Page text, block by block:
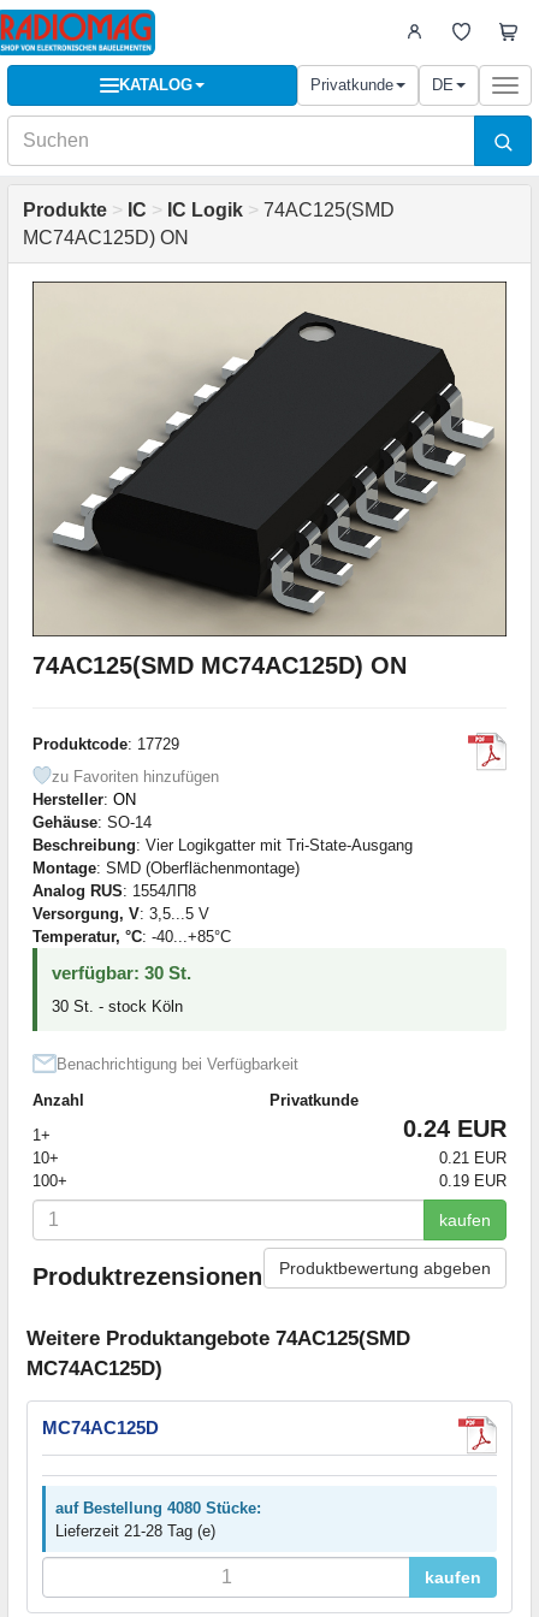
KATALOG Privatkunde DE
Produkte > IC > IC Logik > 74AC125(SMD
MC74AC125D) ON
74AC125(SMD MC74AC125D) ON
Produktcode: 17729
zu Favoriten hinzufügen
Hersteller: ON
Gehäuse: SO-14
Beschreibung: Vier Logikgatter mit Tri-State-Ausgang
Montage: SMD (Oberflächenmontage)
Analog RUS: 1554ЛП8
Versorgung, V: 3,5...5 V
Temperatur, °C: -40...+85°С
verfügbar: 30 St.
30 St. - stock Köln
Benachrichtigung bei Verfügbarkeit
Anzahl
Privatkunde
1+
0.24 EUR
10+
0.21 EUR
100+
0.19 EUR
kaufen
Produktrezensionen Produktbewertung abgeben
Weitere Produktangebote 74AC125(SMD
MC74AC125D)
MC74AC125D
auf Bestellung 4080 Stücke:
Lieferzeit 21-28 Tag (e)
kaufen